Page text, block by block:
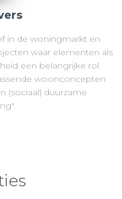
in de woningmarkt en
waar elementen als
een belangrijke rol
woonconcepten
(sociaal) duurzame